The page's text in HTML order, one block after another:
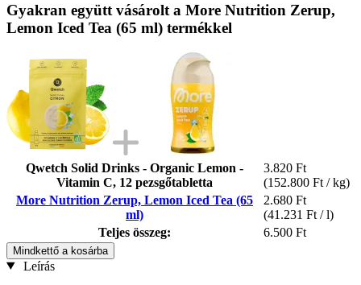
Gyakran együtt vásárolt a More Nutrition Zerup,
Lemon Iced Tea (65 ml) termékkel
Qwetch Solid Drinks - Organic Lemon -
Vitamin C, 12 pezsgőtabletta
3.820 Ft
(152.800 Ft / kg)
More Nutrition Zerup, Lemon Iced Tea (65
ml)
2.680 Ft
(41.231 Ft / l)
Teljes összeg:
6.500 Ft
Mindkettő a kosárba
Leírás